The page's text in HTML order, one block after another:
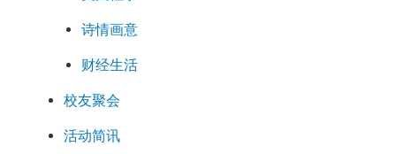
诗情画意
财经生活
校友聚会
活动简讯